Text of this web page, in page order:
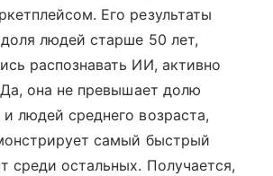
Его результаты
людей старше 50 лет,
распознавать ИИ, активно
она не превышает долю
людей среднего возраста,
самый быстрый
среди остальных. Получается,